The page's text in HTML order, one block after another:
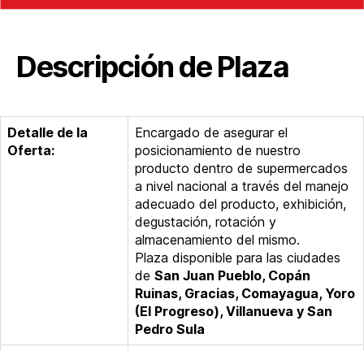
Descripción de Plaza
Detalle de la
Oferta:
Encargado de asegurar el
posicionamiento de nuestro
producto dentro de supermercados
a nivel nacional a través del manejo
adecuado del producto, exhibición,
degustación, rotación y
almacenamiento del mismo.
Plaza disponible para las ciudades
de San Juan Pueblo, Copán
Ruinas, Gracias, Comayagua, Yoro
(El Progreso), Villanueva y San
Pedro Sula